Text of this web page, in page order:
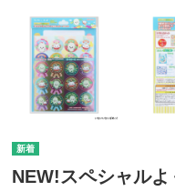
NEW!スペシャル